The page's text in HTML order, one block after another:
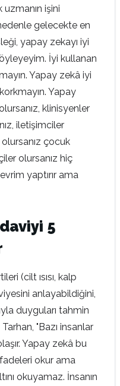
işini
nedenle gelecekte en
yapay zekayı iyi
İyi kullanan
Yapay zekâ iyi
Yapay
klinisyenler
iletişimciler
olursanız çocuk
olursanız hiç
yaptırır ama
5
(cilt ısısı, kalp
anlayabildiğini,
duyguları tahmin
"Bazı insanlar
Yapay zekâ bu
okur ama
okuyamaz. İnsanın